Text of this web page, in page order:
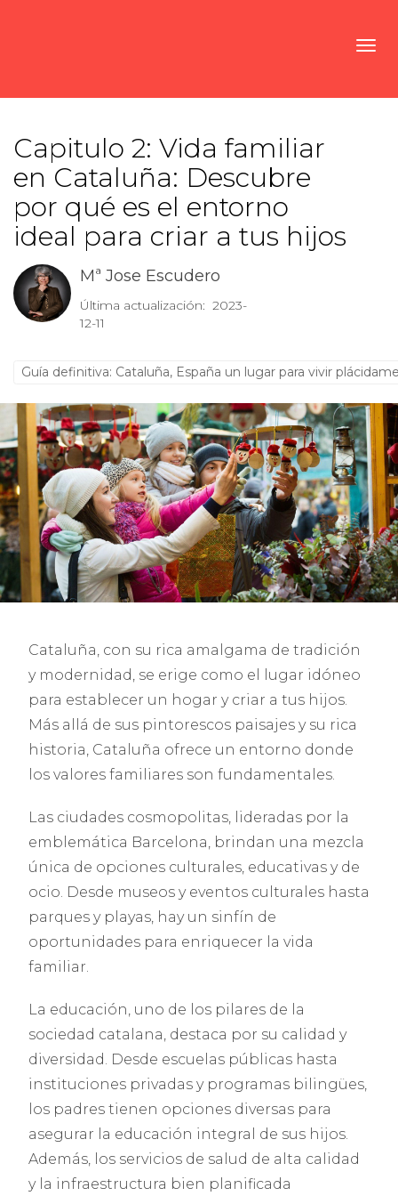
Capitulo 2: Vida familiar
en Cataluña: Descubre
por qué es el entorno
ideal para criar a tus hijos
Mª Jose Escudero
Última actualización: 2023-
12-11
Guía definitiva: Cataluña, España un lugar para vivir
Cataluña, con su rica amalgama de tradición
y modernidad, se erige como el lugar idóneo
para establecer un hogar y criar a tus hijos.
Más allá de sus pintorescos paisajes y su rica
historia, Cataluña ofrece un entorno donde
los valores familiares son fundamentales.
Las ciudades cosmopolitas, lideradas por la
emblemática Barcelona, brindan una mezcla
única de opciones culturales, educativas y de
ocio. Desde museos y eventos culturales hasta
parques y playas, hay un sinfín de
oportunidades para enriquecer la vida
familiar.
La educación, uno de los pilares de la
sociedad catalana, destaca por su calidad y
diversidad. Desde escuelas públicas hasta
instituciones privadas y programas bilingües,
los padres tienen opciones diversas para
asegurar la educación integral de sus hijos.
Además, los servicios de salud de alta calidad
y la infraestructura bien planificada